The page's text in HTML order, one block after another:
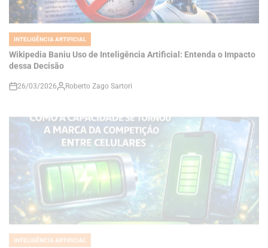
POSTED
INTELIGÊNCIA ARTIFICIAL
Wikipedia Baniu Uso de Inteligência Artificial: Entenda o Impacto
dessa Decisão
on
26/03/2026 Roberto Zago Sartori
INTELIGÊNCIA ARTIFICIAL
A Nova Era da Bateria: Como a Capacidade se Tornou a Marca da
Competição entre Celulares
on
26/03/2026 Roberto Zago Sartori